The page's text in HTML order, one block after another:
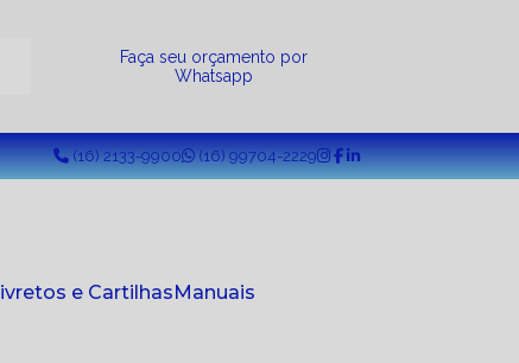
Faça seu orçamento por
Whatsapp
(16) 2133-9900 (16) 99704-2229
Livretos e Cartilhas
Manuais